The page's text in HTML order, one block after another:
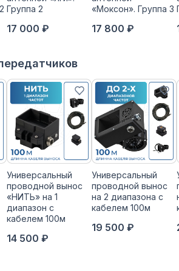
Группа 2
17 000 ₽
«Моксон». Группа 3
17 800 ₽
Универсальный
проводной вынос
«НИТЬ» на 1
диапазон с
кабелем 100м
14 500 ₽
Универсальный
проводной вынос
на 2 диапазона с
кабелем 100м
19 500 ₽